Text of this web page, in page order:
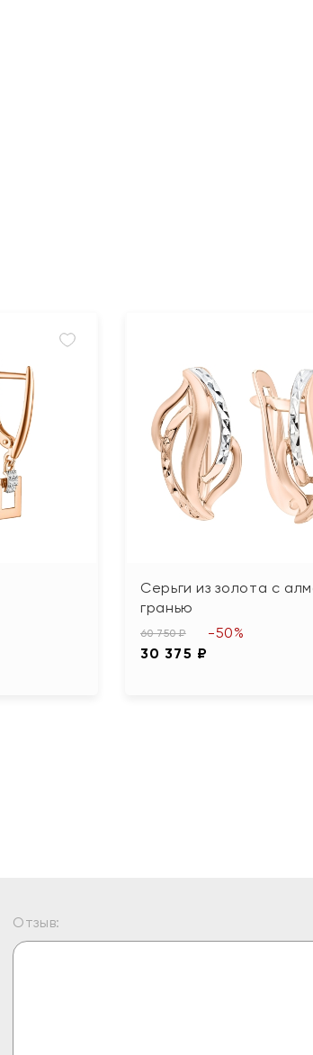
Серьги из золота с
гранью
60 750 ₽
30 375 ₽
-50%
Отзыв: